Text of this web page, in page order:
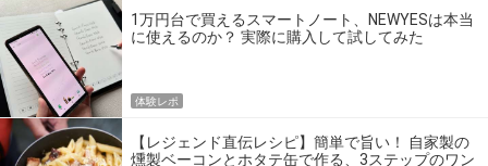
1万円台で買えるスマートノート、NEWYESは本当
に使えるのか？ 実際に購入して試してみた
体験レポ
【レジェンド直伝レシピ】簡単で旨い！ 自家製の
燻製ベーコンとホタテ缶で作る、3ステップのワン